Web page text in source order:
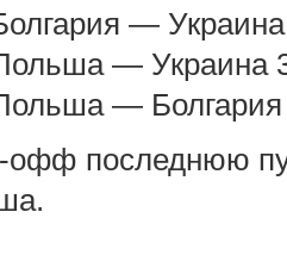
—
— Украина
—
офф последнюю